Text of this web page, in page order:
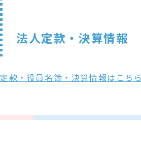
法人定款・決算情報
定款・役員名簿・決算情報はこち